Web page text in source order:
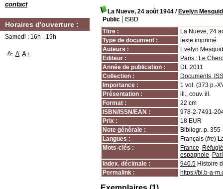
La Nueve, 24 août 1944 / Evelyn
Public
ISBD
Titre :
La Nueve, 24
Type de document :
texte imprimé
Auteurs :
Evelyn
Editeur :
Paris : Le
Année de publication :
DL 2011
Collection :
Documents,
Importance :
1 vol. (373 p.-
Présentation :
ill., couv. ill.
Format :
22 cm
ISBN/ISSN/EAN :
978-2-7491-
Prix :
18 EUR
Note générale :
Bibliogr. p.
Langues :
Français (fre)
Mots-clés :
France
espagnole
Index. décimale :
940.5 Histoire
Permalink :
https://bi.b-a-
contact
Horaires d'ouverture :
Samedi : 16h - 19h
A- A A+